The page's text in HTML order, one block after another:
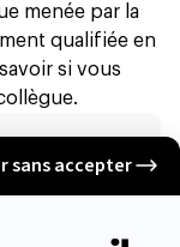
menée par la
qualifiée en
si vous
qui montrent